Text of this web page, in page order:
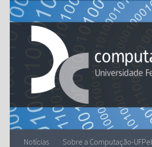
Skip to content
Notícias Sobre a Computação-UFPel